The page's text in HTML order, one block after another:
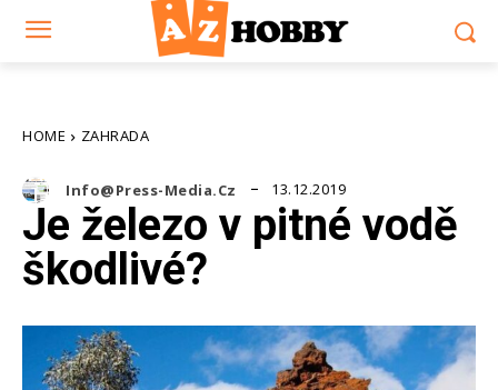
HOME ZAHRADA
Info@press-Media.cz 13.12.2019
Je železo v pitné vodě
škodlivé?